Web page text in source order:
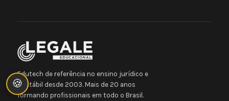
Edutech de referência no ensino jurídico e
contábil desde 2003. Mais de 20 anos
formando profissionais em todo o Brasil.
🍪